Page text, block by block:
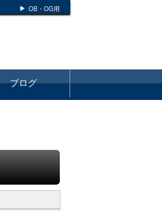
OB・OG用
ブログ